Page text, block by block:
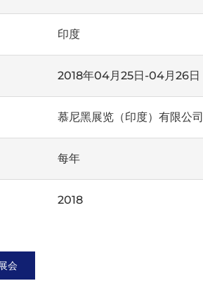
印度
2018年04月25日-04月26日
慕尼黑展览（印度）有限公司
每年
2018
会